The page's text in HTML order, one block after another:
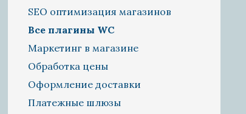
SEO оптимизация магазинов
Все плагины WС
Маркетинг в магазине
Обработка цены
Оформление доставки
Платежные шлюзы